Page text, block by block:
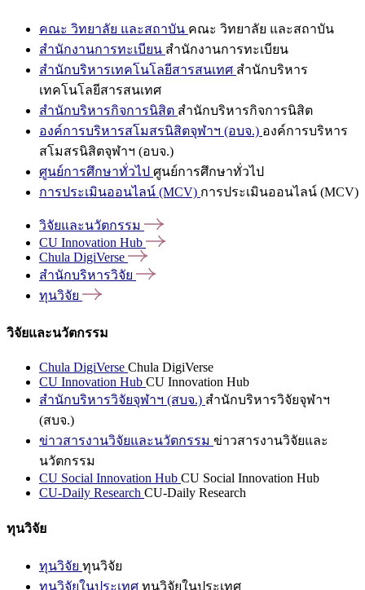
คณะ วิทยาลัย และสถาบัน คณะ วิทยาลัย และสถาบัน
สำนักงานการทะเบียน สำนักงานการทะเบียน
สำนักบริหารเทคโนโลยีสารสนเทศ สำนักบริหาร
เทคโนโลยีสารสนเทศ
สำนักบริหารกิจการนิสิต สำนักบริหารกิจการนิสิต
องค์การบริหารสโมสรนิสิตจุฬาฯ (อบจ.) องค์การบริหาร
สโมสรนิสิตจุฬาฯ (อบจ.)
ศูนย์การศึกษาทั่วไป ศูนย์การศึกษาทั่วไป
การประเมินออนไลน์ (MCV) การประเมินออนไลน์ (MCV)
วิจัยและนวัตกรรม
CU Innovation Hub
Chula DigiVerse
สำนักบริหารวิจัย
ทุนวิจัย
วิจัยและนวัตกรรม
Chula DigiVerse Chula DigiVerse
CU Innovation Hub CU Innovation Hub
สำนักบริหารวิจัยจุฬาฯ (สบจ.) สำนักบริหารวิจัยจุฬาฯ
(สบจ.)
ข่าวสารงานวิจัยและนวัตกรรม ข่าวสารงานวิจัยและ
นวัตกรรม
CU Social Innovation Hub CU Social Innovation Hub
CU-Daily Research CU-Daily Research
ทุนวิจัย
ทุนวิจัย ทุนวิจัย
ทุนวิจัยในประเทศ ทุนวิจัยในประเทศ